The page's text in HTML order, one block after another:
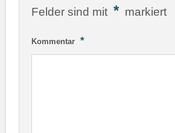
Felder sind mit * markiert
Kommentar *